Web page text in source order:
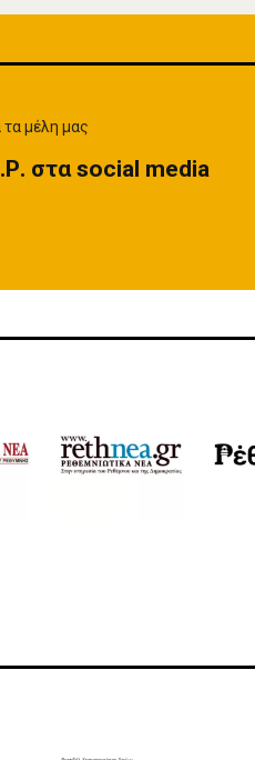
μέλη μας
στα social media